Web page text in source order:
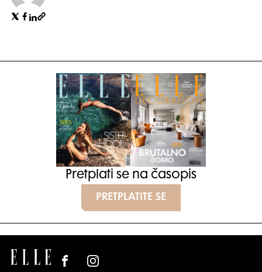
Pretplati se na časopis
PRETPLATITE SE